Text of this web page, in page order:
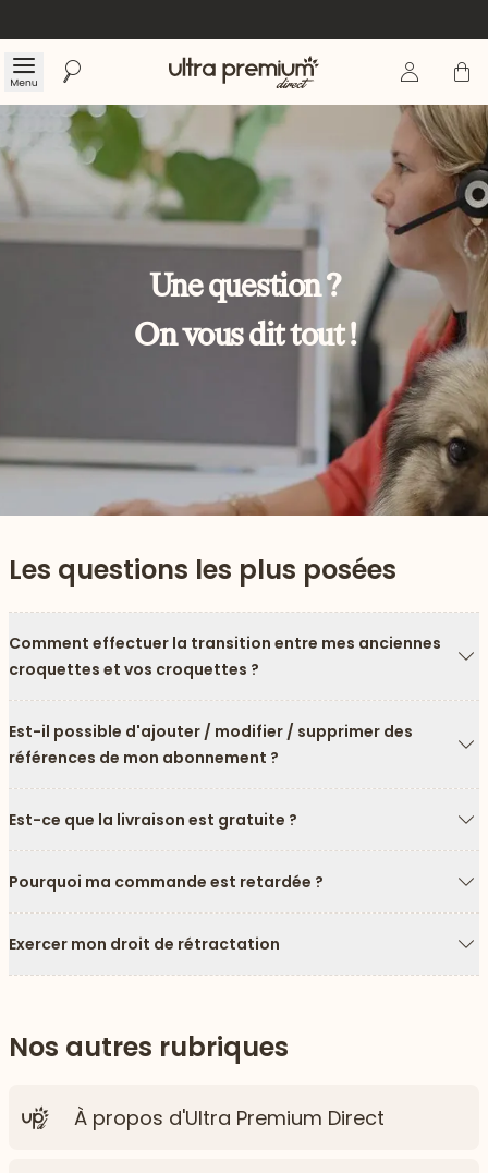
Menu Rechercher Accueil Se Panier
Une question ?
On vous dit tout !
Les questions les plus posées
Comment effectuer la transition entre mes anciennes
croquettes et vos croquettes ?
Est-il possible d'ajouter / modifier / supprimer des
références de mon abonnement ?
Est-ce que la livraison est gratuite ?
Pourquoi ma commande est retardée ?
Exercer mon droit de rétractation
Nos autres rubriques
À propos d'Ultra Premium Direct